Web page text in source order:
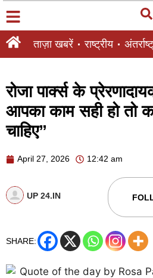
ताज़ा खबरें राष्ट्रीय
रोजा पार्क्स के
आपका काम सही हो तो
चाहिए”
April 27, 2026 12:42 am
UP 24.IN
SHARE: